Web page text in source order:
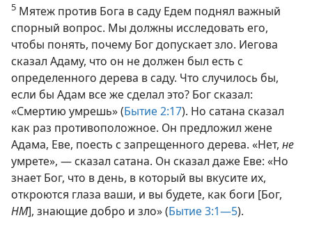
5 Мятеж против Бога в саду Едем поднял важный
спорный вопрос. Мы должны исследовать его,
чтобы понять, почему Бог допускает зло. Иегова
сказал Адаму, что он не должен был есть с
определенного дерева в саду. Что случилось бы,
если бы Адам все же сделал это? Бог сказал:
«Смертию умрешь» (Бытие 2:17). Но сатана сказал
как раз противоположное. Он предложил жене
Адама, Еве, поесть с запрещенного дерева. «Нет, не
умрете», — сказал сатана. Он сказал даже Еве: «Но
знает Бог, что в день, в который вы вкусите их,
откроются глаза ваши, и вы будете, как боги [Бог,
НМ], знающие добро и зло» (Бытие 3:1—5).